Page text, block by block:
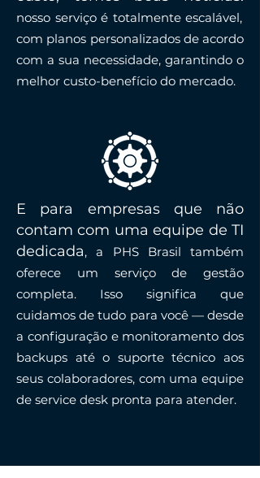
nosso serviço é totalmente escalável,
com planos personalizados de acordo
com a sua necessidade, garantindo o
melhor custo-benefício do mercado.
E para empresas que não
contam com uma equipe de TI
dedicada, a PHS Brasil também
oferece um serviço de gestão
completa. Isso significa que
cuidamos de tudo para você — desde
a configuração e monitoramento dos
backups até o suporte técnico aos
seus colaboradores, com uma equipe
de service desk pronta para atender.